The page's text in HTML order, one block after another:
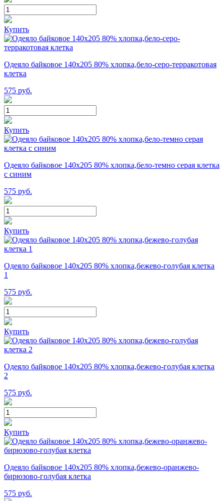
Купить
Одеяло байковое 140х205 80% хлопка,бело-серо-терракотовая
клетка
575 руб.
Купить
Одеяло байковое 140х205 80% хлопка,бело-темно серая клетка
с синим
575 руб.
Купить
Одеяло байковое 140х205 80% хлопка,бежево-голубая клетка
1
575 руб.
Купить
Одеяло байковое 140х205 80% хлопка,бежево-голубая клетка
2
575 руб.
Купить
Одеяло байковое 140х205 80% хлопка,бежево-оранжево-
бирюзово-голубая клетка
575 руб.